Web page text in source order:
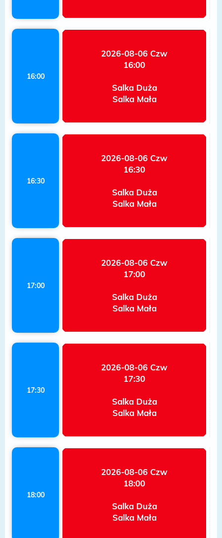
16:00
2026-08-06 Czw
16:00
Salka Duża
Salka Mała
16:30
2026-08-06 Czw
16:30
Salka Duża
Salka Mała
17:00
2026-08-06 Czw
17:00
Salka Duża
Salka Mała
17:30
2026-08-06 Czw
17:30
Salka Duża
Salka Mała
18:00
2026-08-06 Czw
18:00
Salka Duża
Salka Mała